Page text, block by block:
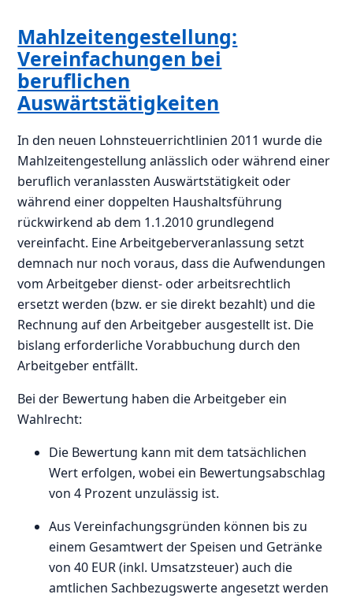
Mahlzeitengestellung:
Vereinfachungen bei
beruflichen
Auswärtstätigkeiten
In den neuen Lohnsteuerrichtlinien 2011 wurde die
Mahlzeitengestellung anlässlich oder während einer
beruflich veranlassten Auswärtstätigkeit oder
während einer doppelten Haushaltsführung
rückwirkend ab dem 1.1.2010 grundlegend
vereinfacht. Eine Arbeitgeberveranlassung setzt
demnach nur noch voraus, dass die Aufwendungen
vom Arbeitgeber dienst- oder arbeitsrechtlich
ersetzt werden (bzw. er sie direkt bezahlt) und die
Rechnung auf den Arbeitgeber ausgestellt ist. Die
bislang erforderliche Vorabbuchung durch den
Arbeitgeber entfällt.
Bei der Bewertung haben die Arbeitgeber ein
Wahlrecht:
Die Bewertung kann mit dem tatsächlichen
Wert erfolgen, wobei ein Bewertungsabschlag
von 4 Prozent unzulässig ist.
Aus Vereinfachungsgründen können bis zu
einem Gesamtwert der Speisen und Getränke
von 40 EUR (inkl. Umsatzsteuer) auch die
amtlichen Sachbezugswerte angesetzt werden